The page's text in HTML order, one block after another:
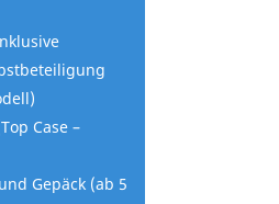
Case –
Gepäck (ab 5